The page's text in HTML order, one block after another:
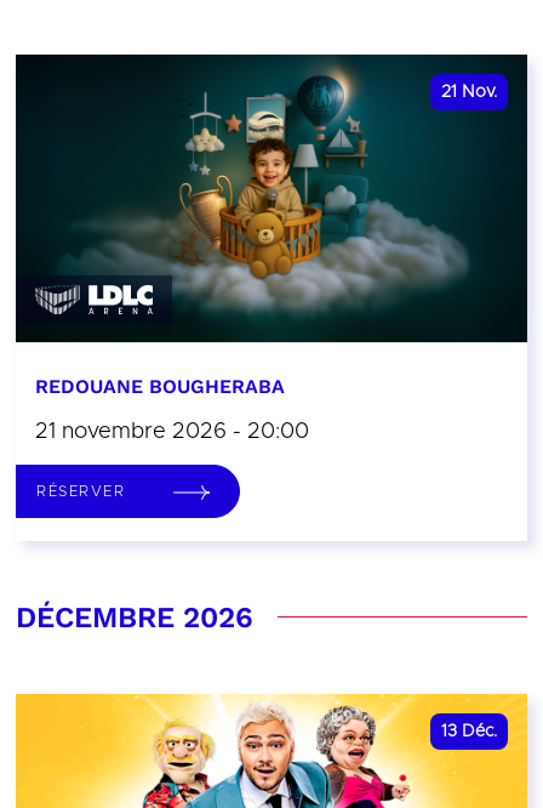
21 Nov.
REDOUANE BOUGHERABA
21 novembre 2026 - 20:00
RÉSERVER
DÉCEMBRE 2026
13 Déc.